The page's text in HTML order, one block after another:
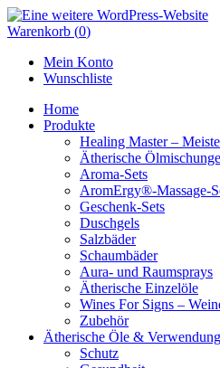
Skip
to
Warenkorb (0)
Mein Konto
Wunschliste
Home
Produkte
Healing Master –
Ätherische
Aroma-Sets
AromErgy®-Massage-
Geschenk-Sets
Duschgels
Salzbäder
Schaumbäder
Aura- und Raumsprays
Ätherische Einzelöle
Wines For Signs –
Zubehör
Ätherische Öle & Verwendung
Schutz